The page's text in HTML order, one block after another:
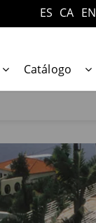
ES CA EN
Catálogo